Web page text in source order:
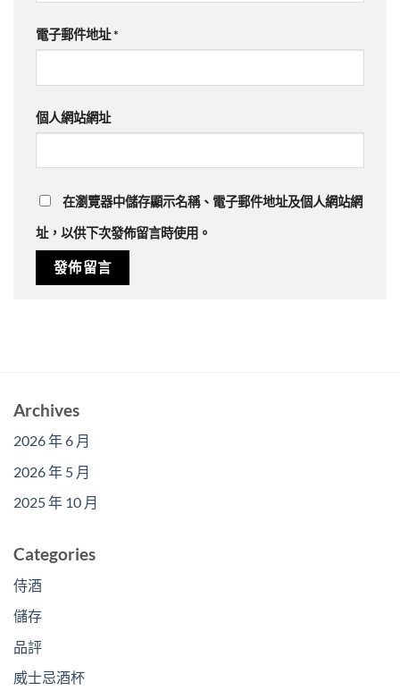
電子郵件地址*
個人網站網址
在瀏覽器中儲存顯示名稱、電子郵件地址及個人網站網
址，以供下次發佈留言時使用。
Archives
2026 年 6 月
2026 年 5 月
2025 年 10 月
Categories
侍酒
儲存
品評
威士忌酒杯